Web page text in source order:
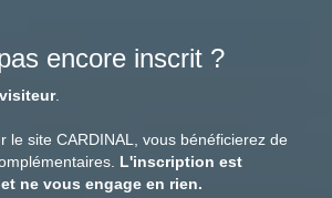
encore inscrit ?
.
le site CARDINAL, vous bénéficierez de
L'inscription est
ne vous engage en rien.